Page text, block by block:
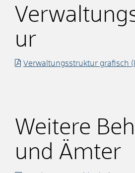
ur
Verwaltungsstruktur grafisch
Weitere
und Ämter